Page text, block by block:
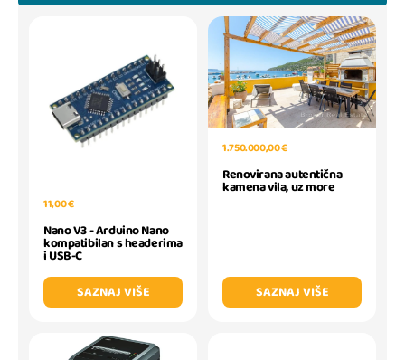
11,00 €
Nano V3 - Arduino Nano
kompatibilan s headerima
i USB-C
SAZNAJ VIŠE
1.750.000,00 €
Renovirana autentična
kamena vila, uz more
SAZNAJ VIŠE